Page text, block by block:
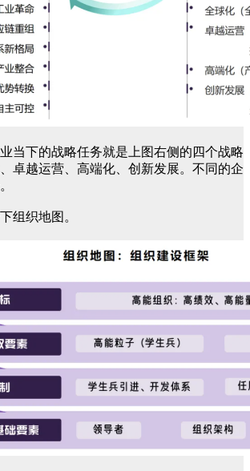
当下的战略任务就是上图右侧的四个战略
卓越运营、高端化、创新发展。不同的企
组织地图。